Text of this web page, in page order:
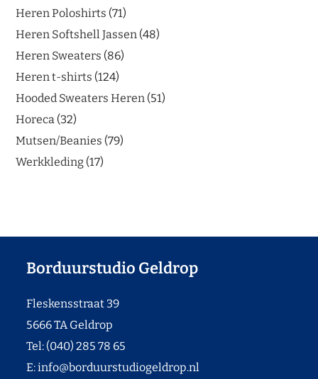
Heren Poloshirts 71
Heren Softshell Jassen 48
Heren Sweaters 86
Heren t-shirts 124
Hooded Sweaters Heren 51
Horeca 32
Mutsen/Beanies 79
Werkkleding 17
Borduurstudio Geldrop
Fleskensstraat 39
5666 TA Geldrop
Tel: (040) 285 78 65
E:info@borduurstudiogeldrop.nl